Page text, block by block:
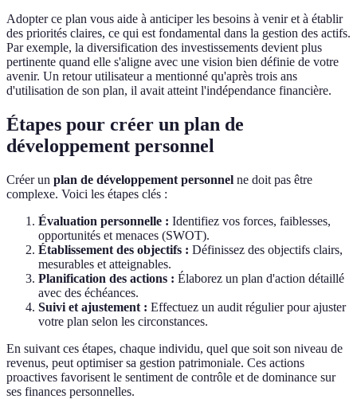
Adopter ce plan vous aide à anticiper les besoins à venir et à établir
des priorités claires, ce qui est fondamental dans la gestion des actifs.
Par exemple, la diversification des investissements devient plus
pertinente quand elle s'aligne avec une vision bien définie de votre
avenir. Un retour utilisateur a mentionné qu'après trois ans
d'utilisation de son plan, il avait atteint l'indépendance financière.
Étapes pour créer un plan de
développement personnel
Créer un plan de développement personnel ne doit pas être
complexe. Voici les étapes clés :
Évaluation personnelle : Identifiez vos forces, faiblesses,
opportunités et menaces (SWOT).
Établissement des objectifs : Définissez des objectifs clairs,
mesurables et atteignables.
Planification des actions : Élaborez un plan d'action détaillé
avec des échéances.
Suivi et ajustement : Effectuez un audit régulier pour ajuster
votre plan selon les circonstances.
En suivant ces étapes, chaque individu, quel que soit son niveau de
revenus, peut optimiser sa gestion patrimoniale. Ces actions
proactives favorisent le sentiment de contrôle et de dominance sur
ses finances personnelles.